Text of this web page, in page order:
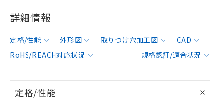
詳細情報
定格/性能 外形図 取りつけ穴加工図
CAD
RoHS/REACH対応状況
規格認証/適合状況
定格/性能